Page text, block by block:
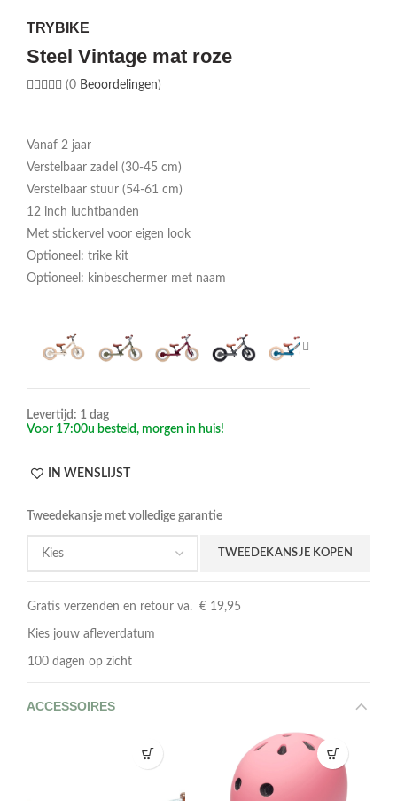
TRYBIKE
Steel Vintage mat roze
(0 Beoordelingen)
Vanaf 2 jaar
Verstelbaar zadel (30-45 cm)
Verstelbaar stuur (54-61 cm)
12 inch luchtbanden
Met stickervel voor eigen look
Optioneel: trike kit
Optioneel: kinbeschermer met naam
Levertijd: 1 dag
Voor 17:00u besteld, morgen in huis!
IN WENSLIJST
Tweedekansje met volledige garantie
Gratis verzenden en retour va. € 19,95
Kies jouw afleverdatum
100 dagen op zicht
ACCESSOIRES